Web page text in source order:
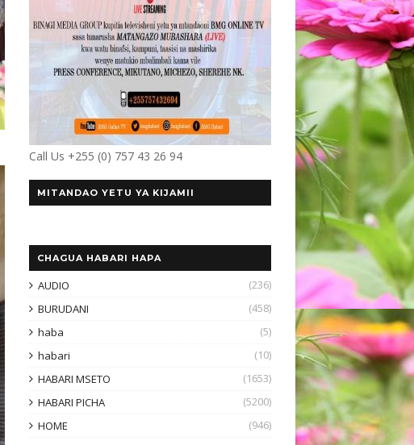
Call Us +255 (0) 757 43 26 94
MITANDAO YETU YA KIJAMII
CHAGUA HABARI HAPA
AUDIO
(236)
BURUDANI
(458)
haba
(5)
habari
(10)
HABARI MSETO
(1653)
HABARI PICHA
(5200)
HOME
(946)